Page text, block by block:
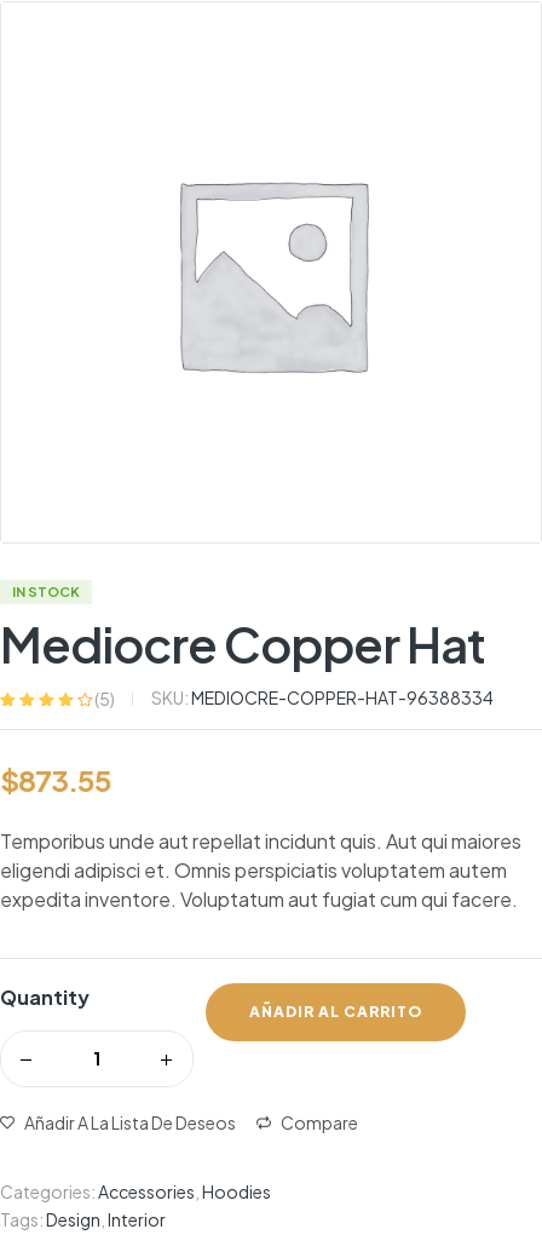
IN STOCK
Mediocre Copper Hat
a
valoracione
(5) SKU:MEDIOCRE-COPPER-HAT-96388334
$873.55
Temporibus unde aut repellat incidunt quis. Aut qui maiores
eligendi adipisci et. Omnis perspiciatis voluptatem autem
expedita inventore. Voluptatum aut fugiat cum qui facere.
Quantity
AÑADIR AL CARRITO
Añadir A La Lista De Deseos Compare
Categories:Accessories Hoodies
Tags:Design Interior